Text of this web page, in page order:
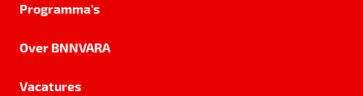
Programma's
Over BNNVARA
Vacatures